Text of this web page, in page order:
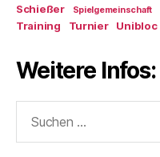
Schießer Spielgemeinschaft
Training
Turnier Unibloc
Weitere Infos:
nach: